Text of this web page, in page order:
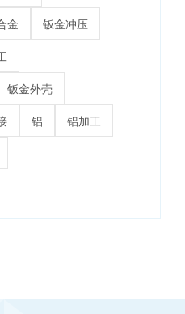
金 钣金冲压
钣金外壳
铝 铝加工